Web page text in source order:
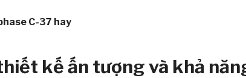
kế ấn tượng và khả